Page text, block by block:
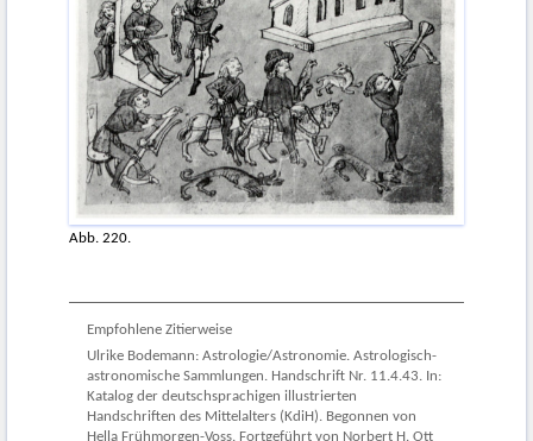
Abb. 220.
Empfohlene Zitierweise
Ulrike Bodemann: Astrologie/Astronomie. Astrologisch-
astronomische Sammlungen. Handschrift Nr. 11.4.43. In:
Katalog der deutschsprachigen illustrierten
Handschriften des Mittelalters (KdiH). Begonnen von
Hella Frühmorgen-Voss. Fortgeführt von Norbert H. Ott